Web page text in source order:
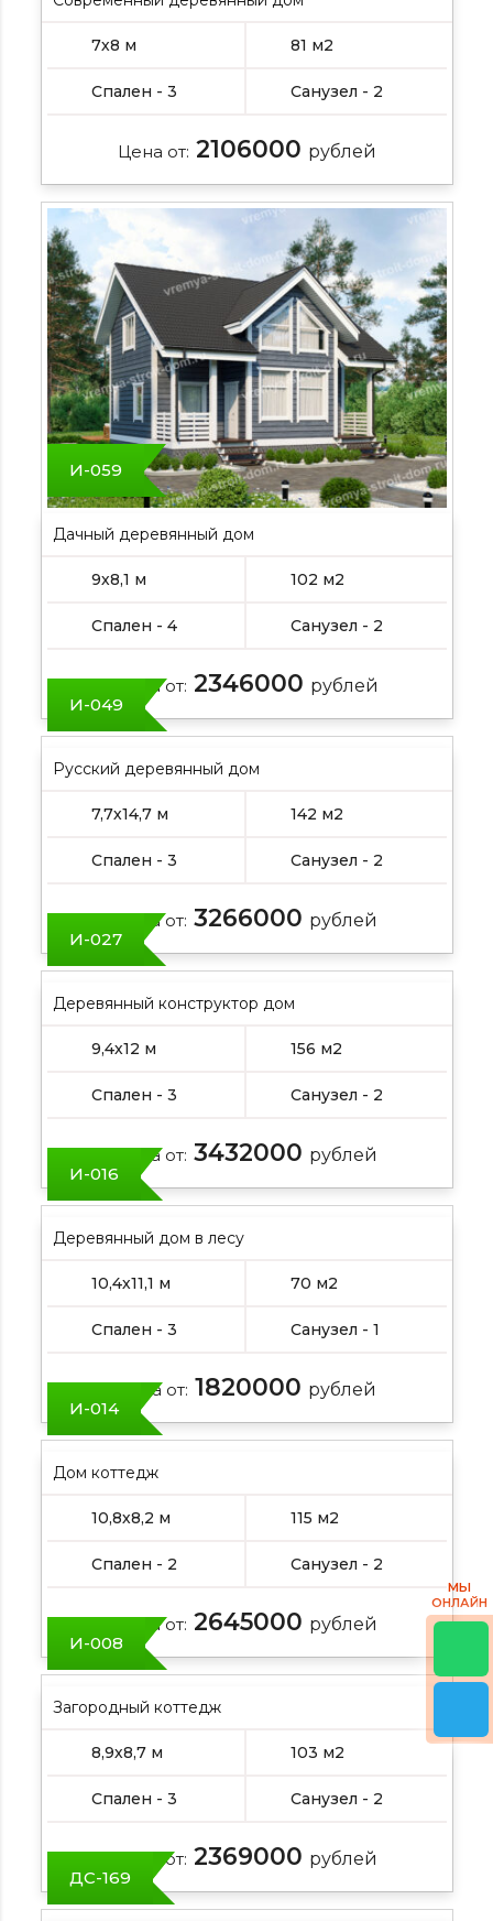
7х8 м 81 м2
Спален - 3 Санузел - 2
Цена от: 2106000 рублей
И-059
Дачный деревянный дом
9х8,1 м 102 м2
Спален - 4 Санузел - 2
Цена от: 2346000 рублей
И-049
Русский деревянный дом
7,7х14,7 м 142 м2
Спален - 3 Санузел - 2
Цена от: 3266000 рублей
И-027
Деревянный конструктор дом
9,4х12 м 156 м2
Спален - 3 Санузел - 2
Цена от: 3432000 рублей
И-016
Деревянный дом в лесу
10,4х11,1 м 70 м2
Спален - 3 Санузел - 1
Цена от: 1820000 рублей
И-014
Дом коттедж
10,8х8,2 м 115 м2
Спален - 2 Санузел - 2
Цена от: 2645000 рублей
И-008
Загородный коттедж
8,9х8,7 м 103 м2
Спален - 3 Санузел - 2
Цена от: 2369000 рублей
ДС-169
МЫ
ОНЛАЙН